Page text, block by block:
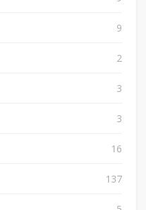
9
2
3
3
16
137